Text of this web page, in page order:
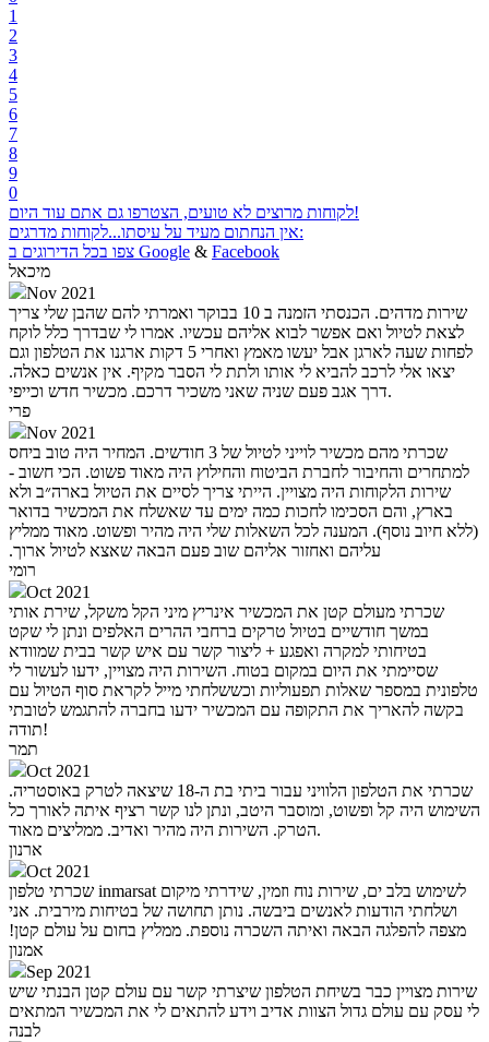
1
2
3
4
5
6
7
8
9
0
לקוחות מרוצים לא טועים, הצטרפו גם אתם עוד היום!
אין הנחתום מעיד על עיסתו...לקוחות מדרגים:
Google & Facebook
מיכאל
Nov 2021
שירות מדהים. הכנסתי הזמנה ב 10 בבוקר ואמרתי להם שהבן שלי צריך
לצאת לטיול ואם אפשר לבוא אליהם עכשיו. אמרו לי שבדרך כלל לוקח
לפחות שעה לארגן אבל יעשו מאמץ ואחרי 5 דקות ארגנו את הטלפון וגם
יצאו אלי לרכב להביא לי אותו ולתת לי הסבר מקיף. אין אנשים כאלה.
דרך אגב פעם שניה שאני משכיר דרכם. מכשיר חדש וכייפי.
פרי
Nov 2021
שכרתי מהם מכשיר לוייני לטיול של 3 חודשים. המחיר היה טוב ביחס
למתחרים והחיבור לחברת הביטוח והחילוץ היה מאוד פשוט. הכי חשוב -
שירות הלקוחות היה מצויין. הייתי צריך לסיים את הטיול בארה״ב ולא
בארץ, והם הסכימו לחכות כמה ימים עד שאשלח את המכשיר בדואר
(ללא חיוב נוסף). המענה לכל השאלות שלי היה מהיר ופשוט. מאוד ממליץ
עליהם ואחזור אליהם שוב פעם הבאה שאצא לטיול ארוך.‏
רומי
Oct 2021
שכרתי מעולם קטן את המכשיר אינריץ מיני הקל משקל, שירת אותי
במשך חודשיים בטיול טרקים ברחבי ההרים האלפים ונתן לי שקט
בטיחותי למקרה ואפגע + ליצור קשר עם איש קשר בבית שמוודא
שסיימתי את היום במקום בטוח. השירות היה מצויין, ידעו לעשור לי
טלפונית במספר שאלות תפעוליות וכששלחתי מייל לקראת סוף הטיול עם
בקשה להאריך את התקופה עם המכשיר ידעו בחברה להתגמש לטובתי
תודה!
תמר
Oct 2021
שכרתי את הטלפון הלוויני עבור ביתי בת ה-18 שיצאה לטרק באוסטריה.
השימוש היה קל ופשוט, ומוסבר היטב, ונתן לנו קשר רציף איתה לאורך כל
הטרק. השירות היה מהיר ואדיב. ממליצים מאוד.
ארנון
Oct 2021
שכרתי טלפון inmarsat לשימוש בלב ים, שירות נוח וזמין, שידרתי מיקום
ושלחתי הודעות לאנשים ביבשה. נותן תחושה של בטיחות מירבית. אני
מצפה להפלגה הבאה ואיתה השכרה נוספת. ממליץ בחום על עולם קטן!‏
אמנון
Sep 2021
שירות מצויין כבר בשיחת הטלפון שיצרתי קשר עם עולם קטן הבנתי שיש
לי עסק עם עולם גדול הצוות אדיב וידע להתאים לי את המכשיר המתאים
לבנה